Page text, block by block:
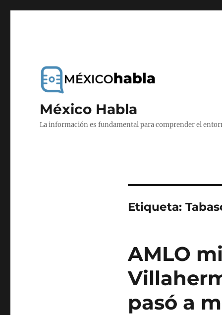
México Habla
La información es fundamental para comprender el
Etiqueta:
AMLO
pasó a